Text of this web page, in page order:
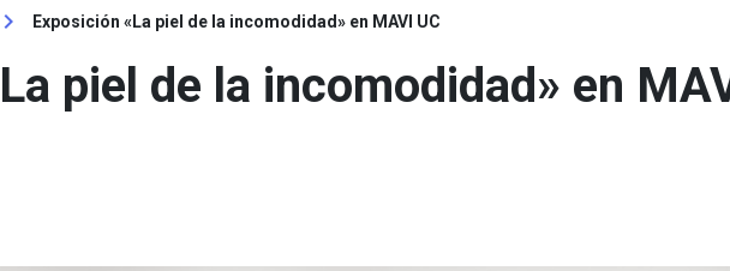
keyboard_arrow_right Exposición «La piel de la incomodidad» en MAVI UC
piel de la incomodidad» en